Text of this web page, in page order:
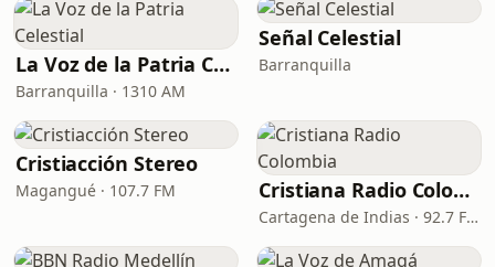
La Voz de la Patria Celestial
Barranquilla · 1310 AM
Señal Celestial
Barranquilla
Cristiacción Stereo
Magangué · 107.7 FM Cristiana Radio Colombia
Cartagena de Indias · 92.7 FM